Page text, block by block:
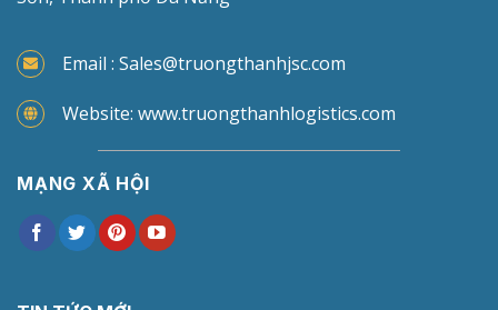
Email : Sales@truongthanhjsc.com
Website: www.truongthanhlogistics.com
MẠNG XÃ HỘI